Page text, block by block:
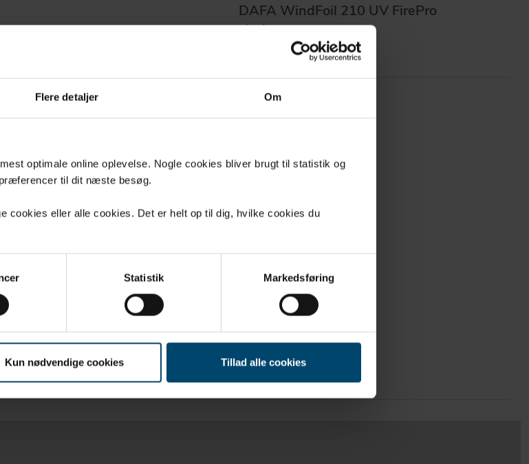
Flere detaljer Om
optimale online oplevelse. Nogle cookies bliver brugt til statistik og
til dit næste besøg.
cookies eller alle cookies. Det er helt op til dig, hvilke cookies du
Statistik Markedsføring
Kun nødvendige cookies Tillad alle cookies
DAFA WindFoil 210 UV FirePro
vindsperre